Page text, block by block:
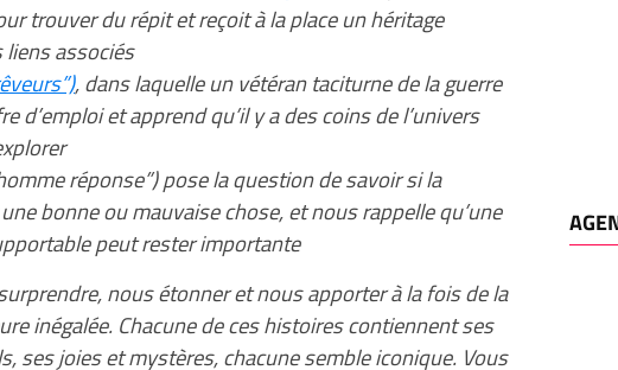
trouver du répit et reçoit à la place un héritage
associés
, dans laquelle un vétéran taciturne de la guerre
d’emploi et apprend qu’il y a des coins de l’univers
réponse”) pose la question de savoir si la
bonne ou mauvaise chose, et nous rappelle qu’une
peut rester importante
nous étonner et nous apporter à la fois de la
inégalée. Chacune de ces histoires contiennent ses
ses joies et mystères, chacune semble iconique. Vous